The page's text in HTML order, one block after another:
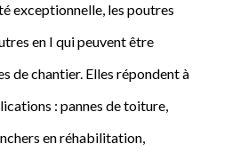
exceptionnelle, les poutres
en I qui peuvent être
de chantier. Elles répondent à
: pannes de toiture,
en réhabilitation,